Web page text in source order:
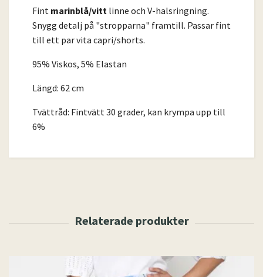
Fint marinblå/vitt linne och V-halsringning.
Snygg detalj på "stropparna" framtill. Passar fint
till ett par vita capri/shorts.
95% Viskos, 5% Elastan
Längd: 62 cm
Tvättråd: Fintvätt 30 grader, kan krympa upp till
6%